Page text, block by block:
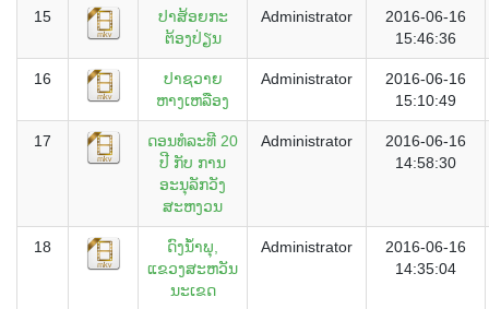
15
ປາສ້ອຍກະ
ຕ້ອງປ່ຽນ
Administrator
2016-06-16
15:46:36
16
ປາຊວາຍ
ຫາງເຫລືອງ
Administrator
2016-06-16
15:10:49
17
ດອນທໍລະທີ 20
ປີ ກັບ ການ
ອະນຸລັກວັງ
ສະຫງວນ
Administrator
2016-06-16
14:58:30
18
ດົງນໍ້າພຸ,
ແຂວງສະຫວັນ
ນະເຂດ
Administrator
2016-06-16
14:35:04